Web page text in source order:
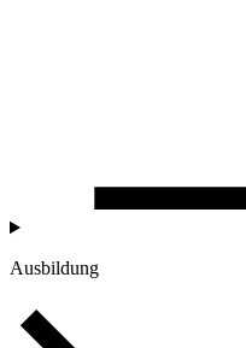
Ausbildung